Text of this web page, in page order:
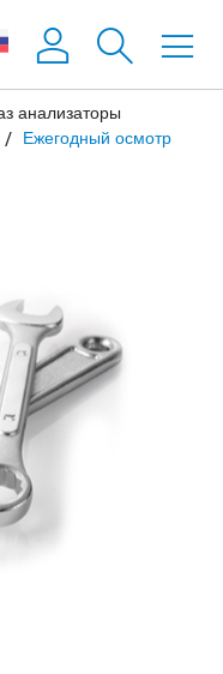
анализаторы
Ежегодный осмотр